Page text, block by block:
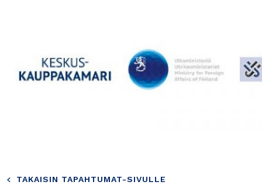
TAKAISIN TAPAHTUMAT-SIVULLE